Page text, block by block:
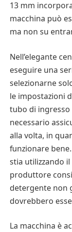
13 mm
macchina può
ma non su
Nell’elegante
eseguire una
selezionarne
le impostazioni
tubo di ingresso
necessario
alla volta, in
funzionare
stia utilizzando
produttore
detergente non
dovrebbero
La macchina è